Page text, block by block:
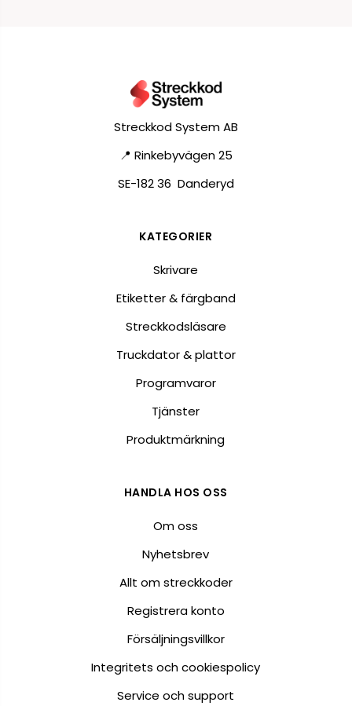
Streckkod System AB
📍 Rinkebyvägen 25
SE-182 36 Danderyd
KATEGORIER
Skrivare
Etiketter & färgband
Streckkodsläsare
Truckdator & plattor
Programvaror
Tjänster
Produktmärkning
HANDLA HOS OSS
Om oss
Nyhetsbrev
Allt om streckkoder
Registrera konto
Försäljningsvillkor
Integritets och cookiespolicy
Service och support